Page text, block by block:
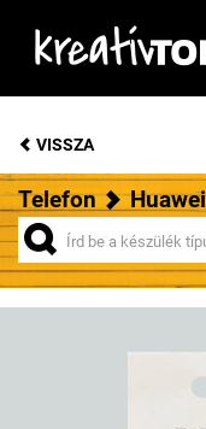
VISSZA
Telefon Huawei